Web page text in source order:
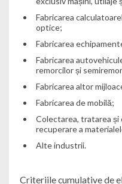
Fabricarea
optice;
Fabricarea
Fabricarea
remorcilor și
Fabricarea altor
Fabricarea de mobilă;
Colectarea, tratarea
recuperare a
Alte industrii.
Criteriile cumulative de